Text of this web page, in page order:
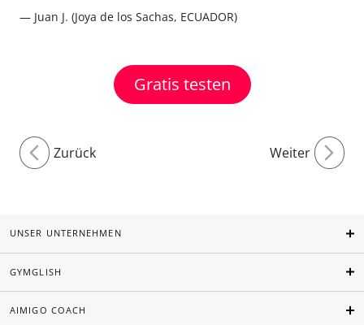
— Juan J. (Joya de los Sachas, ECUADOR)
Gratis testen
Zurück Weiter
UNSER UNTERNEHMEN
GYMGLISH
AIMIGO COACH